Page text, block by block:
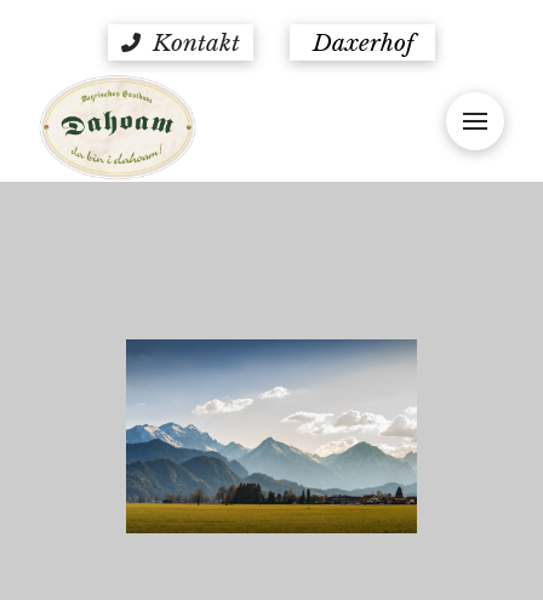
Kontakt Daxerhof